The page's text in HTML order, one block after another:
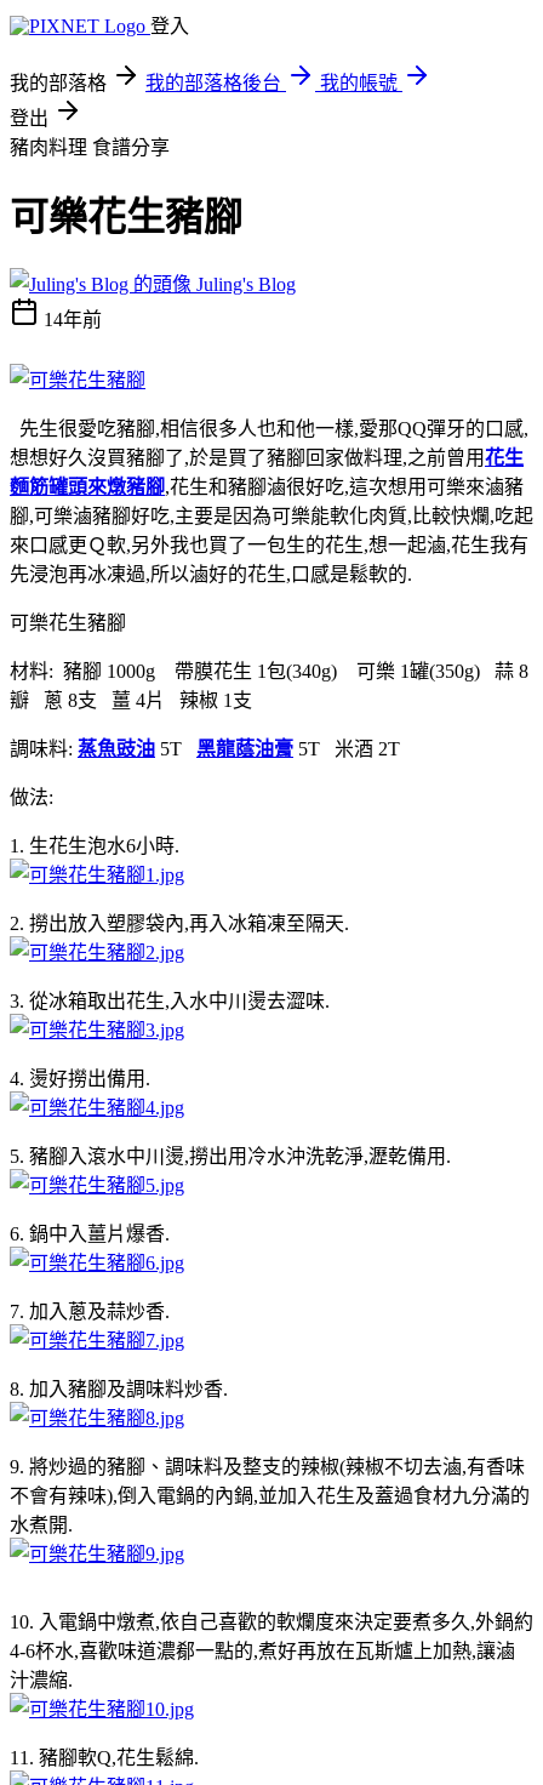
登入
我的部落格 我的部落格後台
我的帳號
登出
豬肉料理 食譜分享
可樂花生豬腳
Juling's Blog
14年前
先生很愛吃豬腳,相信很多人也和他一樣,愛那QQ彈牙的口感,
想想好久沒買豬腳了,於是買了豬腳回家做料理,之前曾用花生
麵筋罐頭來燉豬腳,花生和豬腳滷很好吃,這次想用可樂來滷豬
腳,可樂滷豬腳好吃,主要是因為可樂能軟化肉質,比較快爛,吃起
來口感更Ｑ軟,另外我也買了一包生的花生,想一起滷,花生我有
先浸泡再冰凍過,所以滷好的花生,口感是鬆軟的.
可樂花生豬腳
材料: 豬腳 1000g 帶膜花生 1包(340g) 可樂 1罐(350g) 蒜 8
瓣 蔥 8支 薑 4片 辣椒 1支
調味料: 蒸魚豉油 5T 黑龍蔭油膏 5T 米酒 2T
做法:
1. 生花生泡水6小時.
2. 撈出放入塑膠袋內,再入冰箱凍至隔天.
3. 從冰箱取出花生,入水中川燙去澀味.
4. 燙好撈出備用.
5. 豬腳入滾水中川燙,撈出用冷水沖洗乾淨,瀝乾備用.
6. 鍋中入薑片爆香.
7. 加入蔥及蒜炒香.
8. 加入豬腳及調味料炒香.
9. 將炒過的豬腳、調味料及整支的辣椒(辣椒不切去滷,有香味
不會有辣味),倒入電鍋的內鍋,並加入花生及蓋過食材九分滿的
水煮開.
10. 入電鍋中燉煮,依自己喜歡的軟爛度來決定要煮多久,外鍋約
4-6杯水,喜歡味道濃郩一點的,煮好再放在瓦斯爐上加熱,讓滷
汁濃縮.
11. 豬腳軟Q,花生鬆綿.